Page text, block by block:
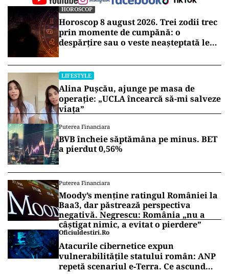
HOROSCOP
Horoscop 8 august 2026. Trei zodii trec
prin momente de cumpănă: o
despărțire sau o veste neașteptată le
LIFESTYLE
Alina Pușcău, ajunge pe masa de
operație: „UCLA încearcă să-mi salveze
viața”
Puterea Financiara
BVB încheie săptămâna pe minus. BET
a pierdut 0,56%
Puterea Financiara
Moody’s menține ratingul României la
Baa3, dar păstrează perspectiva
negativă. Negrescu: România „nu a
câștigat nimic, a evitat o pierdere”
Oficiuldestiri.ro
Atacurile cibernetice expun
vulnerabilitățile statului român: ANP
repetă scenariul e‑Terra. Ce ascund